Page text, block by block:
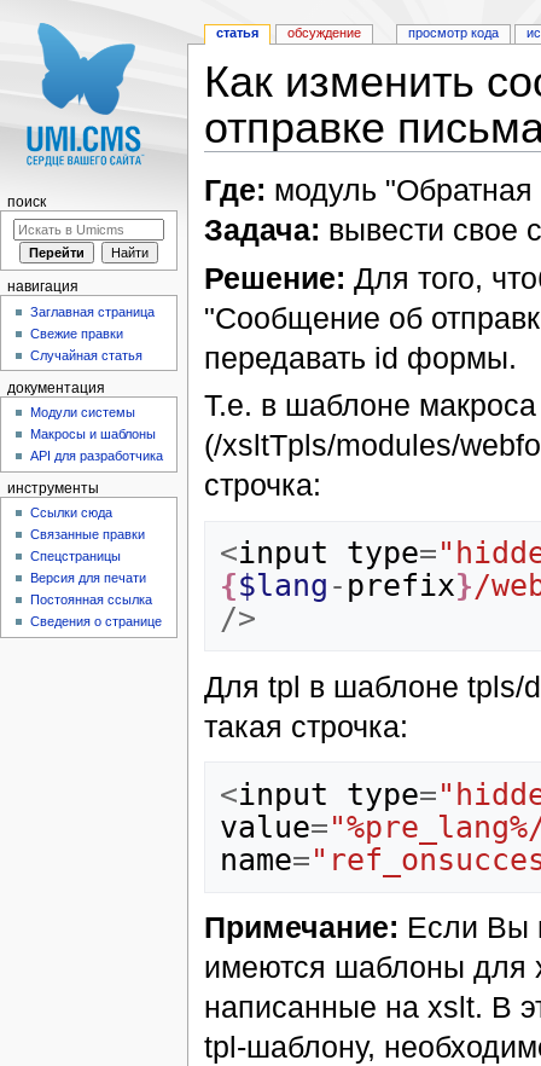
Как изменить
отправке
Где: модуль
Задача: вывести свое
Решение: Для того,
"Сообщение об
передавать id формы.
Т.е. в шаблоне
(/xsltTpls/modules/
строчка:
<input type=
{$lang - prefix}/
/>
Для tpl в шаблоне tpls/
такая строчка:
<input type=
value=
name=
Примечание: Если Вы
имеются шаблоны для
написанные на xslt. В
tpl-шаблону,
статья обсуждение просмотр кода
поиск
навигация
Заглавная страница
Свежие правки
Случайная статья
документация
Модули системы
Макросы и шаблоны
API для разработчика
инструменты
Ссылки сюда
Связанные правки
Спецстраницы
Версия для печати
Постоянная ссылка
Сведения о странице